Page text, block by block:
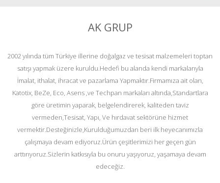
AK GRUP
2002 yılında tüm Türkiye illerine doğalgaz ve tesisat malzemeleri toptan
satışı yapmak üzere kuruldu.Hedefi bu alanda kendi markalarıyla
İmalat, ithalat, ihracat ve pazarlama Yapmaktır.Firmamıza ait olan,
Katotix, BeZe, Eco, Asens ,ve Techpan markaları altında,Standartlara
göre üretimin yaparak, belgelendirerek, kaliteden taviz
vermeden,Tesisat, Yapı, Ve hırdavat sektörüne hizmet
vermektir.Desteğinizle,Kurulduğumuzdan beri ilk heyecanımızla
çalışmaya devam ediyoruz.Ürün çeşitlerimizi her geçen gün
arttırıyoruz.Sizlerin katkısıyla bu onuru yaşıyoruz, yaşamaya devam
edeceğiz.